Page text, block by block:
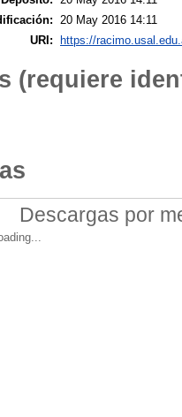
20 May 2016 14:11
URI:
https://
(requiere
Descargas por